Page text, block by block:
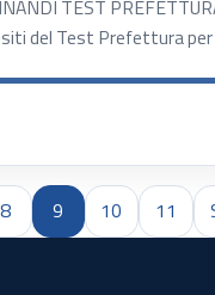
TEST
del Test Prefettura
8 9 10 11